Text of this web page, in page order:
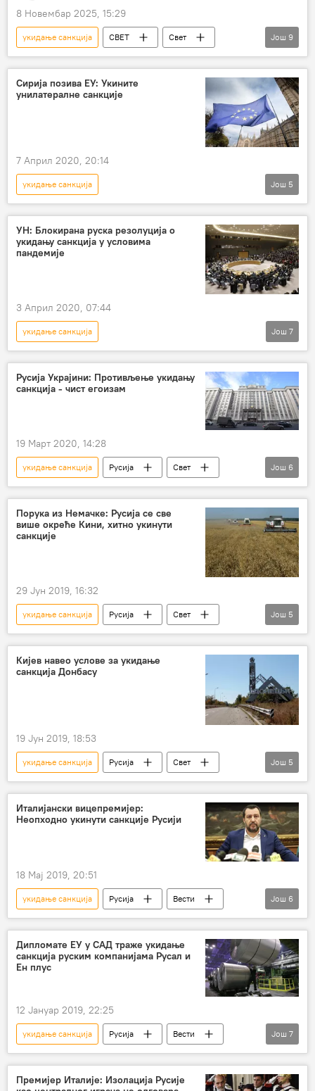
8 Новембар 2025, 15:29
укидање санкција СВЕТ
Свет
Свет – политика
Свет – економија
Мађарска
САД
нафта
руски гас
Бранко Павловић
Још 9
Сирија позива ЕУ: Укините
унилатералне санкције
7 Април 2020, 20:14
укидање санкција
Вирус корона се шири планетом
Свет
Вести
санкције Сирији
пандемија
вирус корона
Још 5
УН: Блокирана руска резолуција о
укидању санкција у условима
пандемије
3 Април 2020, 07:44
укидање санкција
Вирус корона се шири планетом
Вести
Свет
Русија
резолуција
вирус корона
блокирање УН
Још 7
Русија Украјини: Противљење укидању
санкција - чист егоизам
19 Март 2020, 14:28
укидање санкција Русија
Свет
Вести
санкције
санкције Русији
Константин Косачов
пандемија
Украјина
Још 6
Порука из Немачке: Русија се све
више окреће Кини, хитно укинути
санкције
29 Јун 2019, 16:32
укидање санкција Русија
Свет
Вести
пољопривреда
Немачка
санкције Русији
Европа
Још 5
Кијев навео услове за укидање
санкција Донбасу
19 Јун 2019, 18:53
укидање санкција Русија
Свет
Вести
Донбас
Украјина
Леонид Кучма
Европа
Још 5
Италијански вицепремијер:
Неопходно укинути санкције Русији
18 Мај 2019, 20:51
укидање санкција Русија
Вести
Свет
Италија
Европа
Матео Салвини
десничари
Још 6
Дипломате ЕУ у САД траже укидање
санкција руским компанијама Русал и
Ен плус
12 Јануар 2019, 22:25
укидање санкција Русија
Вести
Економија
Свет
Русал
Ен плус
санкције Русији
Још 7
Премијер Италије: Изолација Русије